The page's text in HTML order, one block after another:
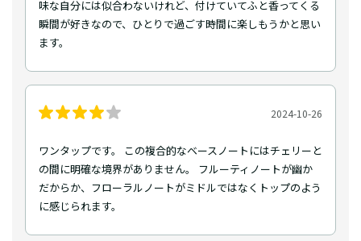
味な自分には似合わないけれど、付けていてふと香ってくる
瞬間が好きなので、ひとりで過ごす時間に楽しもうかと思い
ます。
2024-10-26
ワンタップです。 この複合的なベースノートにはチェリーと
の間に明確な境界がありません。 フルーティノートが幽か
だからか、フローラルノートがミドルではなくトップのよう
に感じられます。